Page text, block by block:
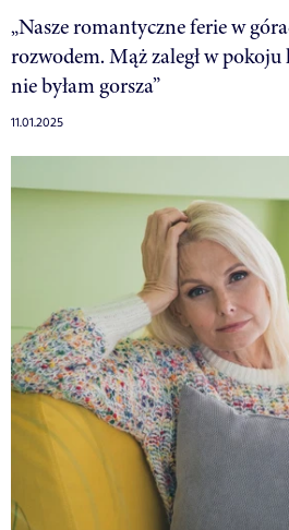
„Nasze romantyczne ferie w
rozwodem. Mąż zaległ w
nie byłam gorsza”
11.01.2025